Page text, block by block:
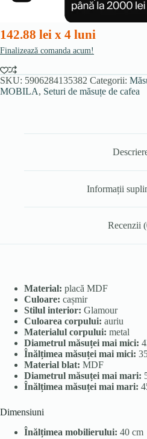
142.88 lei x 4 luni
Finalizează comanda acum!
SKU: 5906284135382 Categorii:
MOBILA, Seturi de măsuțe de cafea
Informații
Recenzii
Material: placă MDF
Culoare: cașmir
Stilul interior: Glamour
Culoarea corpului: auriu
Materialul corpului: metal
Diametrul măsuței mai mici:
Înălțimea măsuței mai mici:
Material blat: MDF
Diametrul măsuței mai mari:
Înălțimea măsuței mai mari:
Dimensiuni
Înălțimea mobilierului: 40 cm